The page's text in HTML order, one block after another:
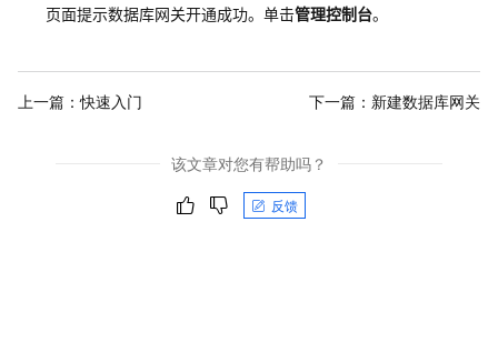
页面提示数据库网关开通成功。单击管理控制台。
上一篇：快速入门 下一篇： 新建数据库网关
该文章对您有帮助吗？
反馈